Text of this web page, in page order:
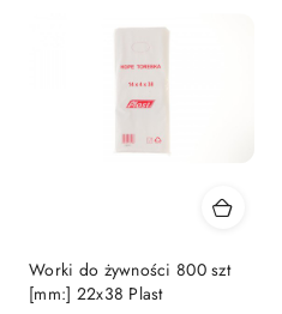
Worki do żywności 800 szt
[mm:] 22x38 Plast